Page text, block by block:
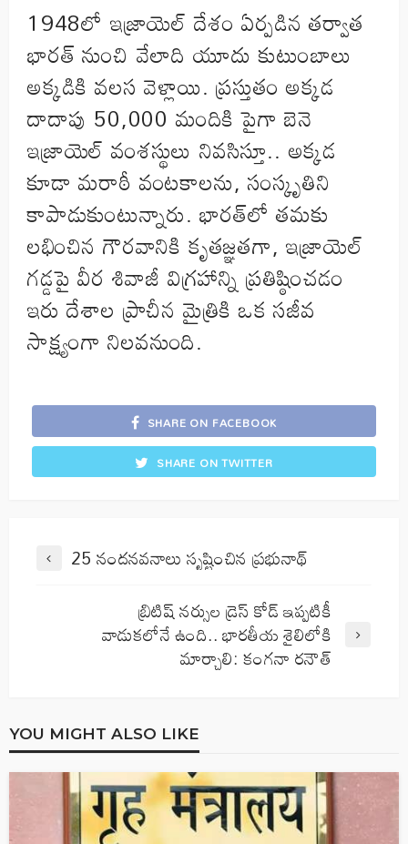
1948లో ఇజ్రాయెల్ దేశం ఏర్పడిన తర్వాత
భారత్‌ నుంచి వేలాది యూదు కుటుంబాలు
అక్కడికి వలస వెళ్లాయి. ప్రస్తుతం అక్కడ
దాదాపు 50,000 మందికి పైగా బెనె
ఇజ్రాయెల్ వంశస్థులు నివసిస్తూ.. అక్కడ
కూడా మరాఠీ వంటకాలను, సంస్కృతిని
కాపాడుకుంటున్నారు. భారత్‌లో తమకు
లభించిన గౌరవానికి కృతజ్ఞతగా, ఇజ్రాయెల్
గడ్డపై వీర శివాజీ విగ్రహాన్ని ప్రతిష్ఠించడం
ఇరు దేశాల ప్రాచీన మైత్రికి ఒక సజీవ
సాక్ష్యంగా నిలవనుంది.
SHARE ON FACEBOOK
SHARE ON TWITTER
25 నందనవనాలు సృష్టించిన ప్రభునాథ్
బ్రిటిష్ నర్సుల డ్రెస్ కోడ్ ఇప్పటికీ
వాడుకలోనే ఉంది.. భారతీయ శైలిలోకి
మార్చాలి: కంగనా రనౌత్
YOU MIGHT ALSO LIKE